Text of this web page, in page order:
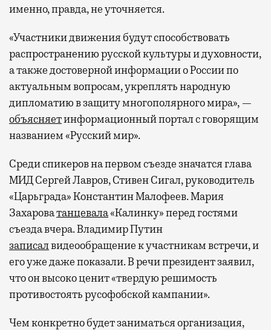
именно, правда, не уточняется.
«Участники движения будут способствовать
распространению русской культуры и духовности,
а также достоверной информации о России по
актуальным вопросам, укреплять народную
дипломатию в защиту многополярного мира», —
объясняетинформационный портал с говорящим
названием «Русский мир».
Среди спикеров на первом съезде значатся глава
МИД Сергей Лавров, Стивен Сигал, руководитель
«Царьграда» Константин Малофеев. Мария
Захароватанцевала«Калинку» перед гостями
съезда вчера. Владимир Путин
записалвидеообращение к участникам встречи, и
его уже даже показали. В речи президент заявил,
что он высоко ценит «твердую решимость
противостоять русофобской кампании».
Чем конкретно будет заниматься организация,